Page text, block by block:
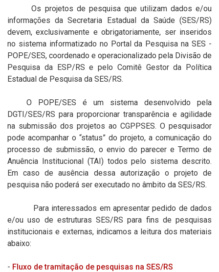
Os projetos de pesquisa que utilizam dados e/ou
informações da Secretaria Estadual da Saúde (SES/RS)
devem, exclusivamente e obrigatoriamente, ser inseridos
no sistema informatizado no Portal da Pesquisa na SES -
POPE/SES, coordenado e operacionalizado pela Divisão de
Pesquisa da ESP/RS e pelo Comitê Gestor da Política
Estadual de Pesquisa da SES/RS.
O POPE/SES é um sistema desenvolvido pela
DGTI/SES/RS para proporcionar transparência e agilidade
na submissão dos projetos ao CGPPSES. O pesquisador
pode acompanhar o “status” do projeto, a comunicação do
processo de submissão, o envio do parecer e Termo de
Anuência Institucional (TAI) todos pelo sistema descrito.
Em caso de ausência dessa autorização o projeto de
pesquisa não poderá ser executado no âmbito da SES/RS.
Para interessados em apresentar pedido de dados
e/ou uso de estruturas SES/RS para fins de pesquisas
institucionais e externas, indicamos a leitura dos materiais
abaixo:
- Fluxo de tramitação de pesquisas na SES/RS